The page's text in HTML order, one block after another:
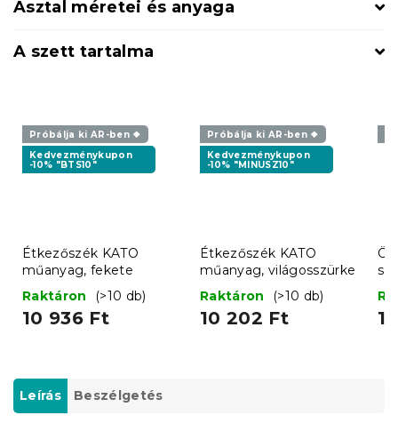
Asztal méretei és anyaga
A szett tartalma
Próbálja ki AR-ben ❖
Kedvezménykupon
-10% "BTS10"
Étkezőszék KATO
műanyag, fekete
Raktáron
(>10 db)
10 936 Ft
Próbálja ki AR-ben ❖
Kedvezménykupon
-10% "MINUSZ10"
Étkezőszék KATO
műanyag, világosszürke
Raktáron
(>10 db)
10 202 Ft 1
Leírás Beszélgetés